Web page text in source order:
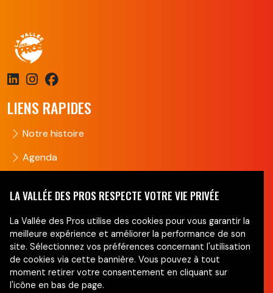
LIENS RAPIDES
Notre histoire
Agenda
NEWSLETTER
Ne manquez pas nos actus !
LA VALLÉE DES PROS RESPECTE VOTRE VIE PRIVÉE
La Vallée des Pros utilise des cookies pour vous garantir la
meilleure expérience et améliorer la performance de son
site. Sélectionnez vos préférences concernant l'utilisation
de cookies via cette bannière. Vous pouvez à tout
moment retirer votre consentement en cliquant sur
l'icône en bas de page.